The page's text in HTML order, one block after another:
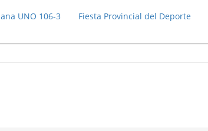
UNO 106-3 Fiesta Provincial del Deporte